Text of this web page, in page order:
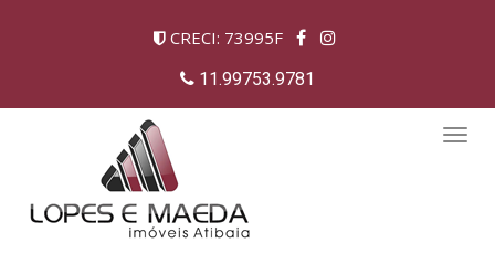
CRECI: 73995F
11.99753.9781